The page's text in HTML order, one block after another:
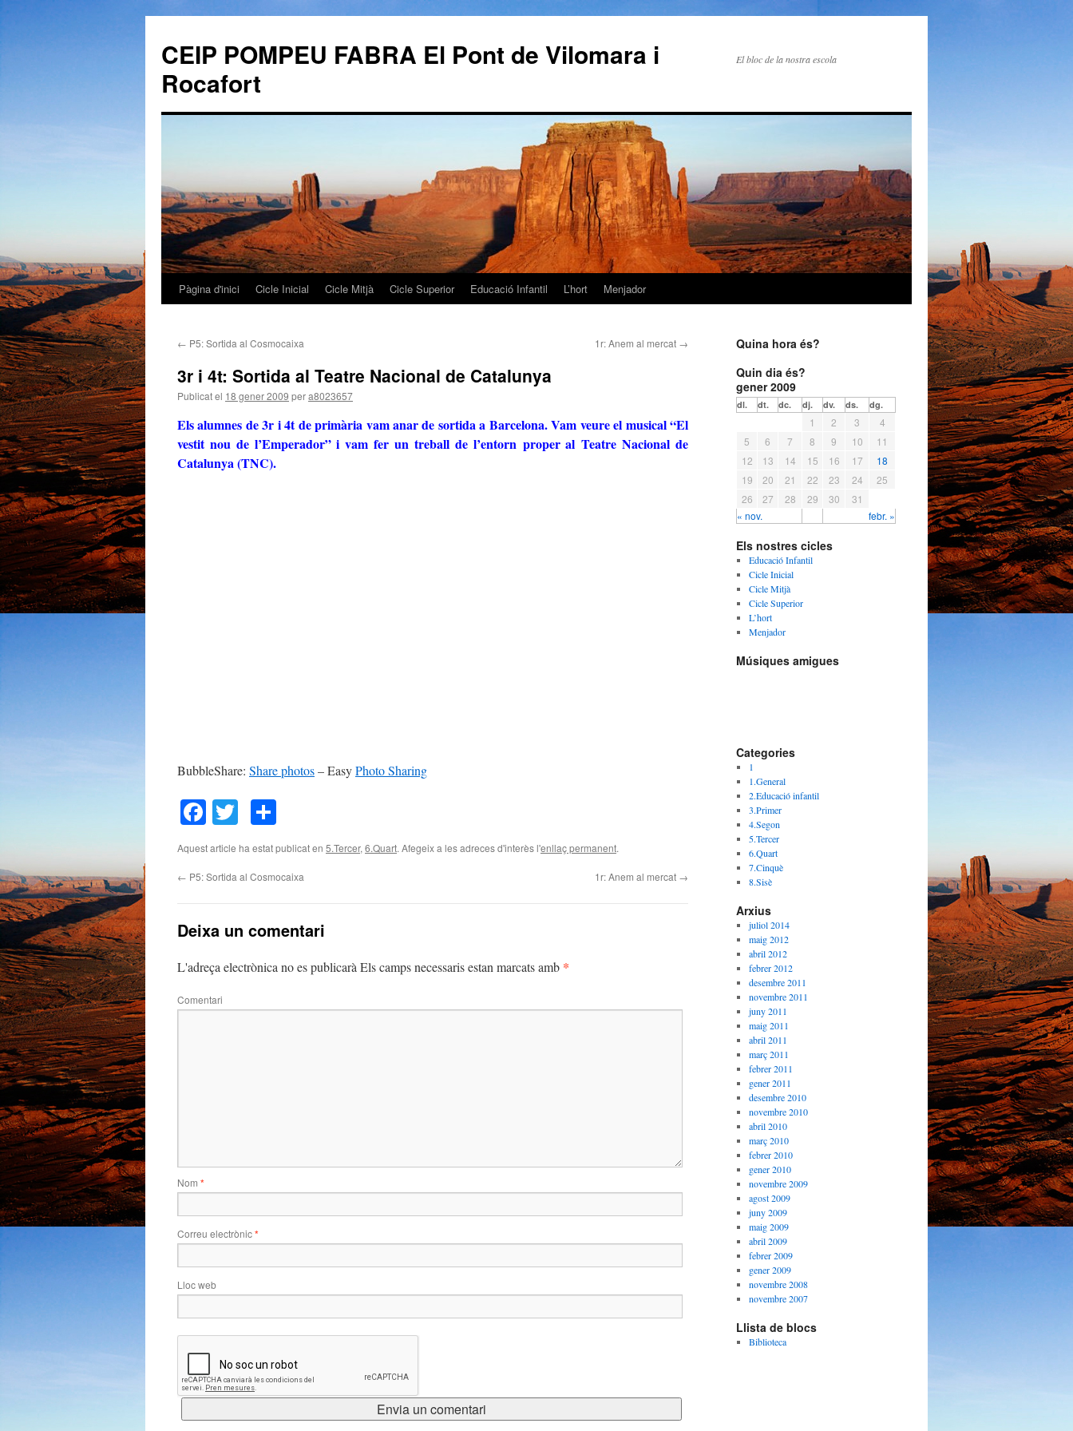
CEIP POMPEU FABRA El Pont de Vilomara i
Rocafort
El bloc de la nostra escola
Vés
contingut
Pàgina d'inici Cicle Inicial Cicle Mitjà Cicle Superior Educació Infantil L’hort Menjador
← P5: Sortida al Cosmocaixa 1r: Anem al mercat →
3r i 4t: Sortida al Teatre Nacional de Catalunya
Publicat el 18 gener 2009 pera8023657
Els alumnes de 3r i 4t de primària vam anar de sortida a Barcelona. Vam veure el musical “El
vestit nou de l’Emperador” i vam fer un treball de l’entorn proper al Teatre Nacional de
Catalunya (TNC).
BubbleShare: Share photos– EasyPhoto Sharing
Facebook
Twitter
Aquest article ha estat publicat en 5.Tercer,6.Quart. Afegeix a les adreces d'interès l'enllaç permanent.
← P5: Sortida al Cosmocaixa 1r: Anem al mercat →
Deixa un comentari
L'adreça electrònica no es publicaràEls camps necessaris estan marcats amb *
Comentari
Nom *
Correu electrònic*
Lloc web
Quina hora és?
Quin dia és?
gener 2009
dl. dt. dc. dj. dv. ds. dg.
« nov. febr. »
1 2 3
4
5
6 7 8 9 10
11
12
13 14 15 16 17
18
19
20 21 22 23 24
25
26
27 28 29 30 31
Els nostres cicles
Educació Infantil
Cicle Inicial
Cicle Mitjà
Cicle Superior
L’hort
Menjador
Músiques amigues
Categories
1
1.General
2.Educació infantil
3.Primer
4.Segon
5.Tercer
6.Quart
7.Cinquè
8.Sisè
Arxius
juliol 2014
maig 2012
abril 2012
febrer 2012
desembre 2011
novembre 2011
juny 2011
maig 2011
abril 2011
març 2011
febrer 2011
gener 2011
desembre 2010
novembre 2010
abril 2010
març 2010
febrer 2010
gener 2010
novembre 2009
agost 2009
juny 2009
maig 2009
abril 2009
febrer 2009
gener 2009
novembre 2008
novembre 2007
Llista de blocs
Biblioteca